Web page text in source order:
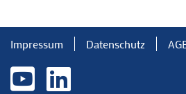
Impressum Datenschutz